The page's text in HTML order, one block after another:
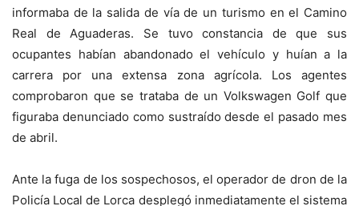
informaba de la salida de vía de un turismo en el Camino
Real de Aguaderas. Se tuvo constancia de que sus
ocupantes habían abandonado el vehículo y huían a la
carrera por una extensa zona agrícola. Los agentes
comprobaron que se trataba de un Volkswagen Golf que
figuraba denunciado como sustraído desde el pasado mes
de abril.
Ante la fuga de los sospechosos, el operador de dron de la
Policía Local de Lorca desplegó inmediatamente el sistema